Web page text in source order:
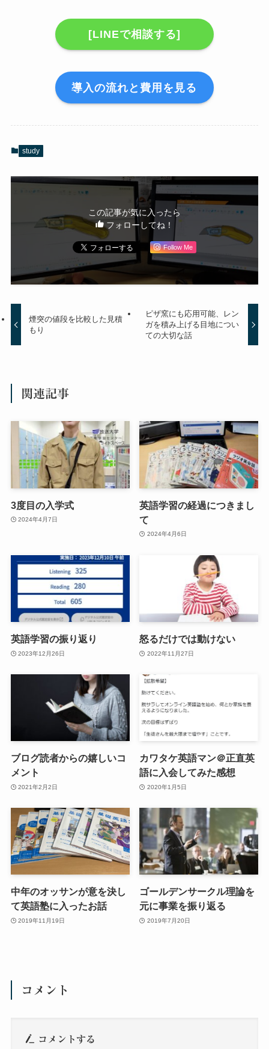
[LINEで相談する]
導入の流れと費用を見る
study
この記事が気に入ったら
フォローしてね！
Follow Me
煙突の値段を比較した見積
もり
ピザ窯にも応用可能、レン
ガを積み上げる目地につい
ての大切な話
関連記事
3度目の入学式
2024年4月7日
英語学習の経過につきまし
て
2024年4月6日
英語学習の振り返り
2023年12月26日
怒るだけでは動けない
2022年11月27日
ブログ読者からの嬉しいコ
メント
2021年2月2日
カワタケ英語マン＠正直英
語に入会してみた感想
2020年1月5日
中年のオッサンが意を決し
て英語塾に入ったお話
2019年11月19日
ゴールデンサークル理論を
元に事業を振り返る
2019年7月20日
コメント
コメントする